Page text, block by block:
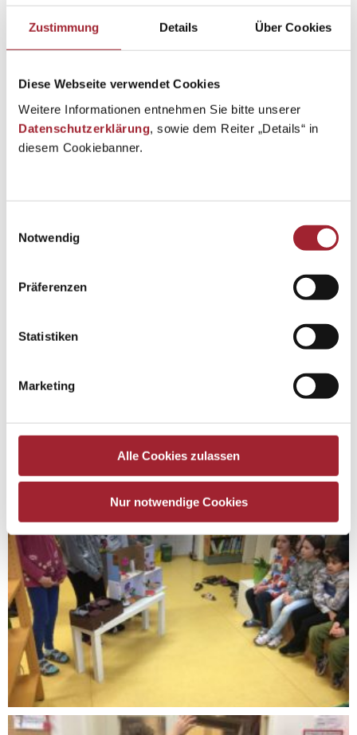
Zustimmung Details Über Cookies
Diese Webseite verwendet Cookies
Weitere Informationen entnehmen Sie bitte unserer
Datenschutzerklärung, sowie dem Reiter „Details“ in
diesem Cookiebanner.
Notwendig
Präferenzen
Statistiken
Marketing
Alle Cookies zulassen
Nur notwendige Cookies